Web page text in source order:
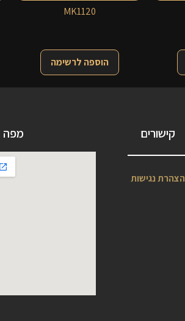
MK1120
הוספה לרשימה
קישורים
הצהרת נגישות
מפה